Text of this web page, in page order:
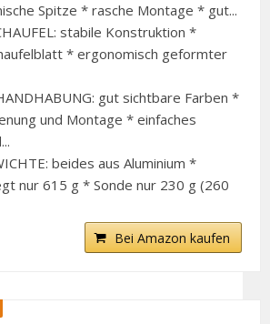
Spitze * rasche Montage * gut...
stabile Konstruktion *
* ergonomisch geformter
gut sichtbare Farben *
und Montage * einfaches
beides aus Aluminium *
nur 615 g * Sonde nur 230 g (260
Bei Amazon kaufen